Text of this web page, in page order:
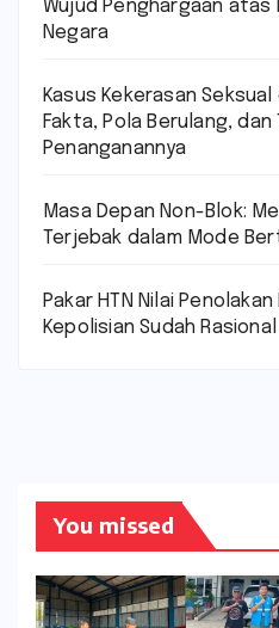
Wujud Penghargaan
Negara
Kasus Kekerasan
Fakta, Pola Berulang, dan
Penanganannya
Masa Depan Non-Blok:
Terjebak dalam Mode
Pakar HTN Nilai
Kepolisian Sudah
You missed